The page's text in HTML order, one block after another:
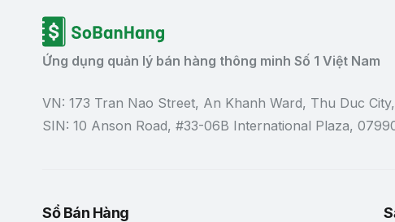
Ứng dụng quản lý bán hàng thông minh Số 1 Việt Nam
VN: 173 Tran Nao Street, An Khanh Ward, Thu Duc
SIN: 10 Anson Road, #33-06B International Plaza,
Sổ Bán Hàng